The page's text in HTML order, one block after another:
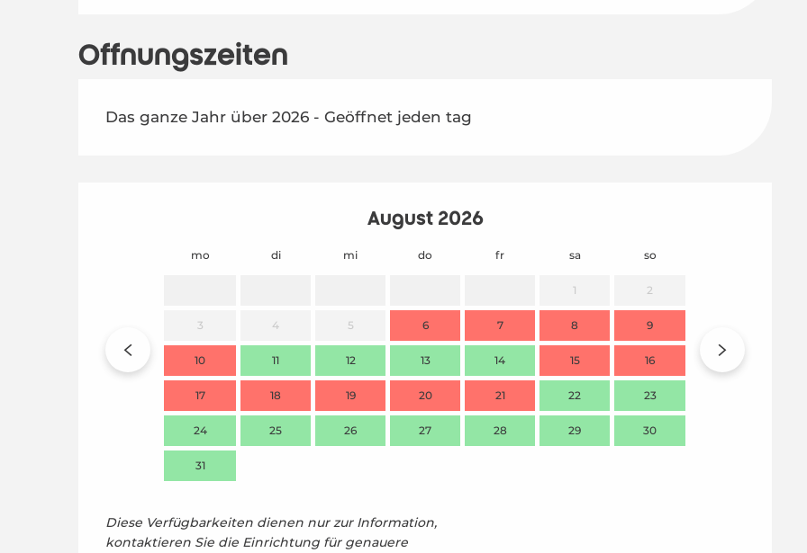
Öffnungszeiten
Das ganze Jahr über 2026 - Geöffnet jeden tag
August 2026
mo di mi do fr sa so
1 2
3 4 5 6 7 8 9
10 11 12 13 14 15 16
17 18 19 20 21 22 23
24 25 26 27 28 29 30
31
Diese Verfügbarkeiten dienen nur zur Information,
kontaktieren Sie die Einrichtung für genauere